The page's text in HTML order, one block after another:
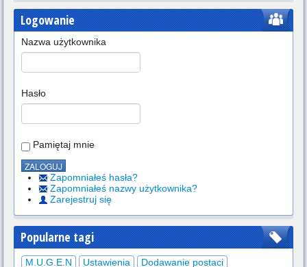
Logowanie
Nazwa użytkownika
Hasło
Pamiętaj mnie
Zapomniałeś hasła?
Zapomniałeś nazwy użytkownika?
Zarejestruj się
Popularne tagi
M.U.G.E.N Ustawienia
Dodawanie postaci